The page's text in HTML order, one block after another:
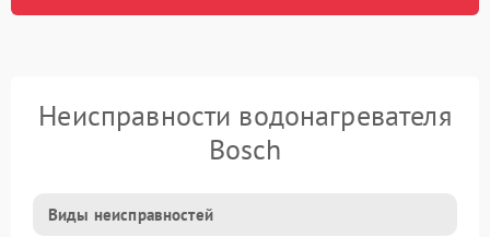
Неисправности водонагревателя
Bosch
Виды неисправностей